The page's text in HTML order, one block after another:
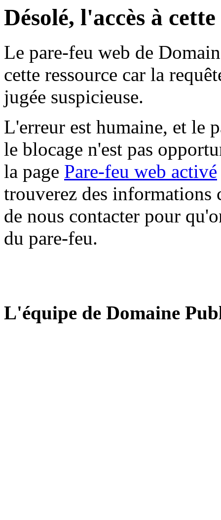
Désolé, l'accès à
Le pare-feu web de
cette ressource car la
jugée suspicieuse.
L'erreur est humaine, et le
le blocage n'est pas
la page Pare-feu web activé
trouverez des informations
de nous contacter pour
du pare-feu.
L'équipe de Domaine